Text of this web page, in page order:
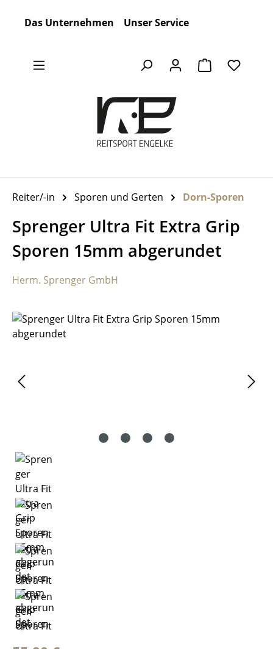
Das Unternehmen Unser Service
Warenkorb
Reiter/-in Sporen und Gerten Dorn-Sporen
Sprenger Ultra Fit Extra Grip
Sporen 15mm abgerundet
Herm. Sprenger GmbH
Bildergalerie überspringen